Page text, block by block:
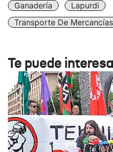
Ganadería
Lapurdi
Transporte De Mercancías
Te puede